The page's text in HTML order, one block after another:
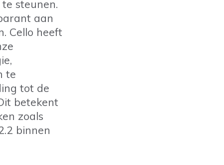
steunen.
aan
Cello heeft
te
tot de
betekent
zoals
binnen